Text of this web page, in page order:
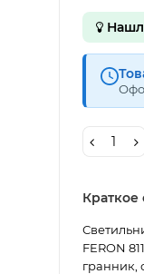
Краткое
FERON
гранник,